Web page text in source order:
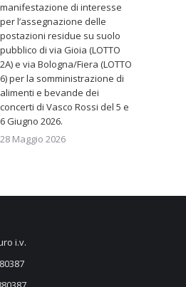
manifestazione di interesse
per l’assegnazione delle
postazioni residue su suolo
pubblico di via Gioia (LOTTO
2A) e via Bologna/Fiera (LOTTO
6) per la somministrazione di
alimenti e bevande dei
concerti di Vasco Rossi del 5 e
6 Giugno 2026.
28 Maggio 2026
i.v.